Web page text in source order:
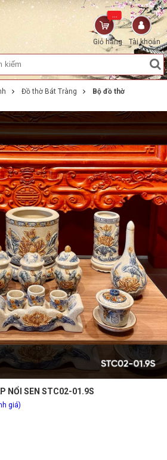
Tài khoản
Giỏ hàng
...
Đồ thờ Bát Tràng Bộ đồ thờ
NỔI SEN STC02-01.9S
giá)